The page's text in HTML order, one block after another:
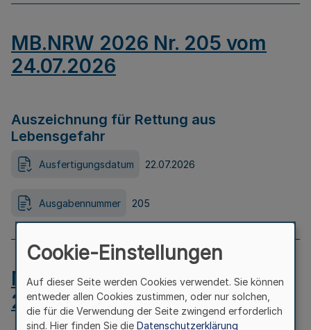
MB.NRW 2026 Nr. 205 vom
24.07.2026
Auszeichnung für Rettung aus
Lebensgefahr
Ausfertigungsdatum 22.07.2026
Ausgabennummer 205
MB.NRW 2026 Nr. 204 vom
24.07.2026
Cookie-Einstellungen
Auf dieser Seite werden Cookies verwendet. Sie können
entweder allen Cookies zustimmen, oder nur solchen,
die für die Verwendung der Seite zwingend erforderlich
sind. Hier finden Sie die Datenschutzerklärung